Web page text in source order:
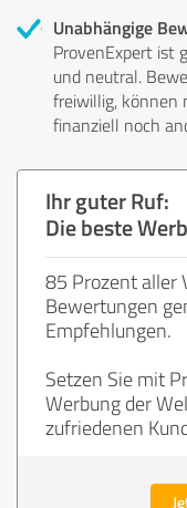
Unabhängige
ProvenExpert ist
und neutral.
freiwillig, können
finanziell noch
Ihr guter Ruf:
Die beste
85 Prozent aller
Bewertungen
Empfehlungen.
Setzen Sie mit
Werbung der
zufriedenen